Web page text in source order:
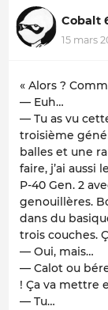
Cobalt
15 mars
« Alors ?
— Euh…
— Tu as vu
troisième
balles et une
faire, j’ai aussi
P-40 Gen. 2
genouillères.
dans du
trois couches.
— Oui, mais…
— Calot ou
! Ça va mettre
— Tu…